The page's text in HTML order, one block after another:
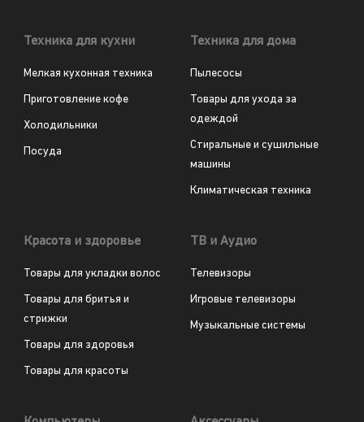
Техника для кухни
Мелкая кухонная техника
Приготовление кофе
Холодильники
Посуда
Техника для дома
Пылесосы
Товары для ухода за
одеждой
Стиральные и сушильные
машины
Климатическая техника
Красота и здоровье
Товары для укладки волос
Товары для бритья и
стрижки
Товары для здоровья
Товары для красоты
ТВ и Аудио
Телевизоры
Игровые телевизоры
Музыкальные системы